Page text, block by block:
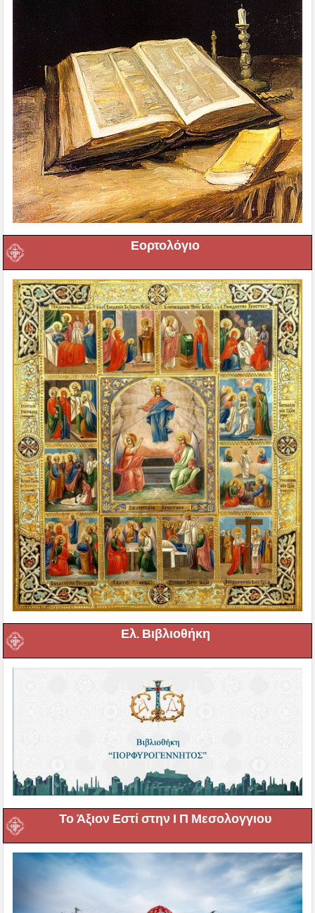
Εορτολόγιο
Ελ. Βιβλιοθήκη
Το Άξιον Εστί στην Ι Π Μεσολογγιου